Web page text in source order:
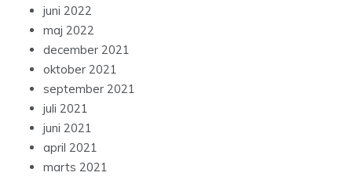
juni 2022
maj 2022
december 2021
oktober 2021
september 2021
juli 2021
juni 2021
april 2021
marts 2021